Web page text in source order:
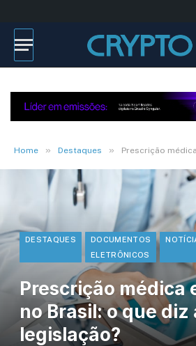
Home » Destaques » Prescrição médica
DESTAQUES
DOCUMENTOS
ELETRÔNICOS
Prescrição médica
no Brasil: o que diz
legislação?